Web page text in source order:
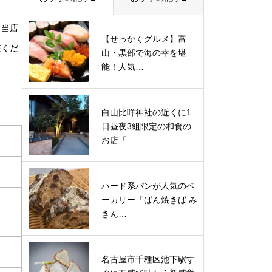
店
だ
【せっかくグルメ】富
山・黒部で海の幸を堪
能！人気…
白山比咩神社の近くに1
日昼夜3組限定の和食の
お店「…
ハード系パンが人気のベ
ーカリー「ぱん焼きば み
きん…
名古屋市千種区池下駅す